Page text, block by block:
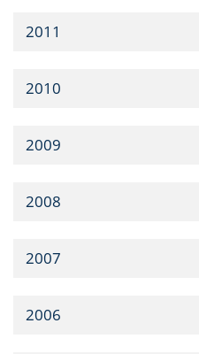
2011
2010
2009
2008
2007
2006